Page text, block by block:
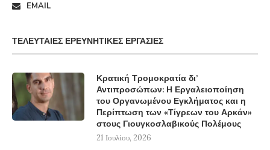
EMAIL
ΤΕΛΕΥΤΑΊΕΣ ΕΡΕΥΝΗΤΙΚΈΣ ΕΡΓΑΣΊΕΣ
Κρατική Τρομοκρατία δι’
Αντιπροσώπων: Η Εργαλειοποίηση
του Οργανωμένου Εγκλήματος και η
Περίπτωση των «Τίγρεων του Αρκάν»
στους Γιουγκοσλαβικούς Πολέμους
21 Ιουλίου, 2026